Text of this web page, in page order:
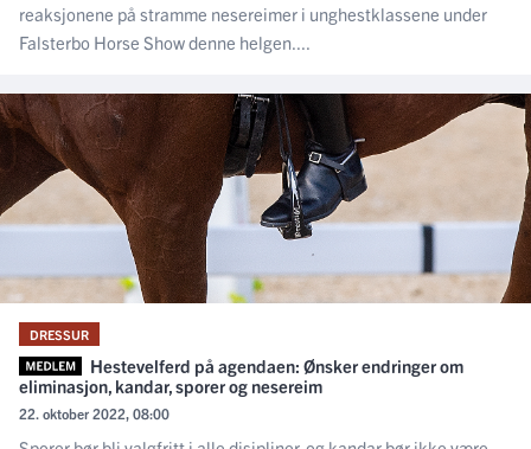
reaksjonene på stramme nesereimer i unghestklassene under
Falsterbo Horse Show denne helgen....
DRESSUR
Hestevelferd på agendaen: Ønsker endringer om
eliminasjon, kandar, sporer og nesereim
22. oktober 2022, 08:00